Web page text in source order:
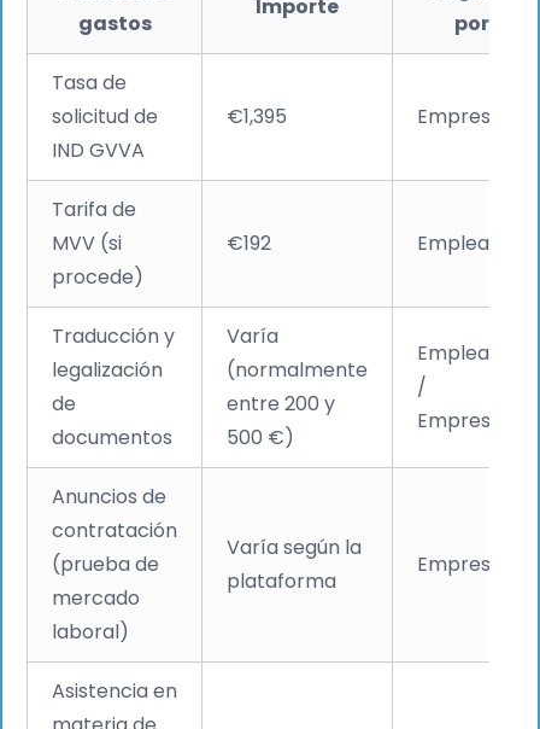
gastos
Importe
por
Tasa de
solicitud de
IND GVVA
€1,395 Empresario
Tarifa de
MVV (si
procede)
€192 Empleado
Traducción y
legalización
de
documentos
Varía
(normalmente
entre 200 y
500 €)
Empleado
/
Empresario
Anuncios de
contratación
(prueba de
mercado
laboral)
Varía según la
plataforma
Empresario
Asistencia en